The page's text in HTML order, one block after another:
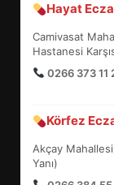
Hayat
Camivasat
Hastanesi
0266 373 11
Körfez
Akçay
Yanı)
4
5